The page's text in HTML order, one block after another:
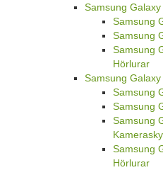
Samsung Galaxy
Samsung
Samsung
Samsung
Hörlurar
Samsung Galaxy
Samsung
Samsung
Samsung
Samsung
Hörlurar